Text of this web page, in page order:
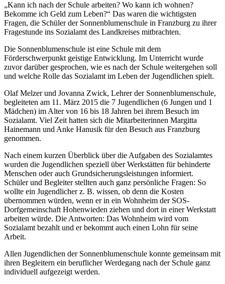
„Kann ich nach der Schule arbeiten? Wo kann ich wohnen?
Bekomme ich Geld zum Leben?“ Das waren die wichtigsten
Fragen, die Schüler der Sonnenblumenschule in Franzburg zu ihrer
Fragestunde ins Sozialamt des Landkreises mitbrachten.
Die Sonnenblumenschule ist eine Schule mit dem
Förderschwerpunkt geistige Entwicklung. Im Unterricht wurde
zuvor darüber gesprochen, wie es nach der Schule weitergehen soll
und welche Rolle das Sozialamt im Leben der Jugendlichen spielt.
Olaf Melzer und Jovanna Zwick, Lehrer der Sonnenblumenschule,
begleiteten am 11. März 2015 die 7 Jugendlichen (6 Jungen und 1
Mädchen) im Alter von 16 bis 18 Jahren bei ihrem Besuch im
Sozialamt. Viel Zeit hatten sich die Mitarbeiterinnen Margitta
Hainemann und Anke Hanusik für den Besuch aus Franzburg
genommen.
Nach einem kurzen Überblick über die Aufgaben des Sozialamtes
wurden die Jugendlichen speziell über Werkstätten für behinderte
Menschen oder auch Grundsicherungsleistungen informiert.
Schüler und Begleiter stellten auch ganz persönliche Fragen: So
wollte ein Jugendlicher z. B. wissen, ob denn die Kosten
übernommen würden, wenn er in ein Wohnheim der SOS-
Dorfgemeinschaft Hohenwieden ziehen und dort in einer Werkstatt
arbeiten würde. Die Antworten: Das Wohnheim wird vom
Sozialamt bezahlt und er bekommt auch einen Lohn für seine
Arbeit.
Allen Jugendlichen der Sonnenblumenschule konnte gemeinsam mit
ihren Begleitern ein beruflicher Werdegang nach der Schule ganz
individuell aufgezeigt werden.